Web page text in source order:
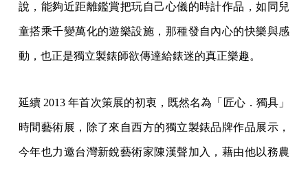
說，能夠近距離鑑賞把玩自己心儀的時計作品，如同兒
童搭乘千變萬化的遊樂設施，那種發自內心的快樂與感
動，也正是獨立製錶師欲傳達給錶迷的真正樂趣。
延續 2013 年首次策展的初衷，既然名為「匠心．獨具」
時間藝術展，除了來自西方的獨立製錶品牌作品展示，
今年也力邀台灣新銳藝術家陳漢聲加入，藉由他以務農